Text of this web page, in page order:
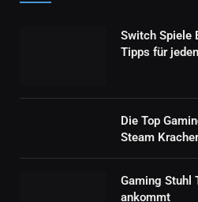
Switch Spiele
Tipps für
Die Top
Steam
Gaming Stuhl
ankommt